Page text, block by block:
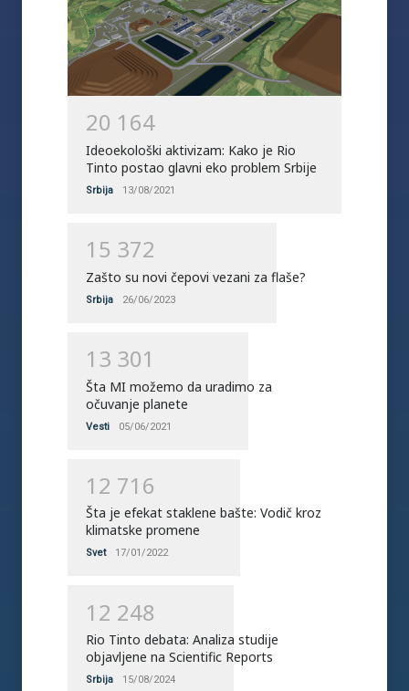
20 1 64
Ideoekološki aktivizam: Kako je Rio
Tinto postao glavni eko problem Srbije
Srbija 13/08/2021
1 5 372
Zašto su novi čepovi vezani za flaše?
Srbija 26/06/2023
1 3 301
Šta MI možemo da uradimo za
očuvanje planete
Vesti 05/06/2021
1 2 71 6
Šta je efekat staklene bašte: Vodič kroz
klimatske promene
Svet 17/01/2022
1 2 248
Rio Tinto debata: Analiza studije
objavljene na Scientific Reports
Srbija 15/08/2024